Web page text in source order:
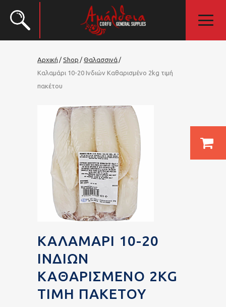
Αρχική Shop
Θαλασσινά
Καλαμάρι 10-20 Ινδιών Καθαρισμένο 2kg τιμή
πακέτου
ΚΑΛΑΜΆΡΙ 10-20
ΙΝΔΙΏΝ
ΚΑΘΑΡΙΣΜΈΝΟ 2KG
ΤΙΜΉ ΠΑΚΈΤΟΥ